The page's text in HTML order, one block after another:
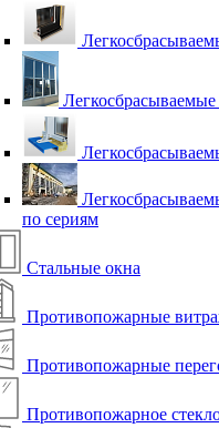
по сериям
Стальные окна
Противопожарные
Противопожарные
Противопожарное